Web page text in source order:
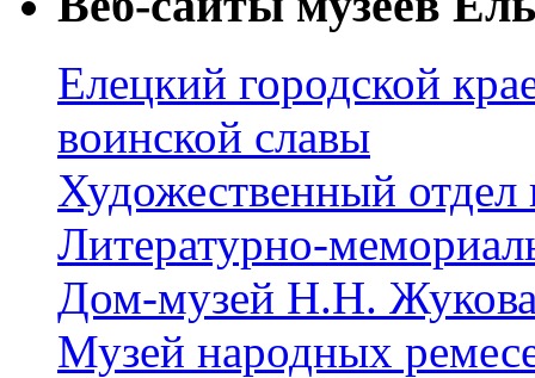
Елецкий городской
воинской славы
Художественный отдел
Литературно-
Дом-музей Н.Н.
Музей народных